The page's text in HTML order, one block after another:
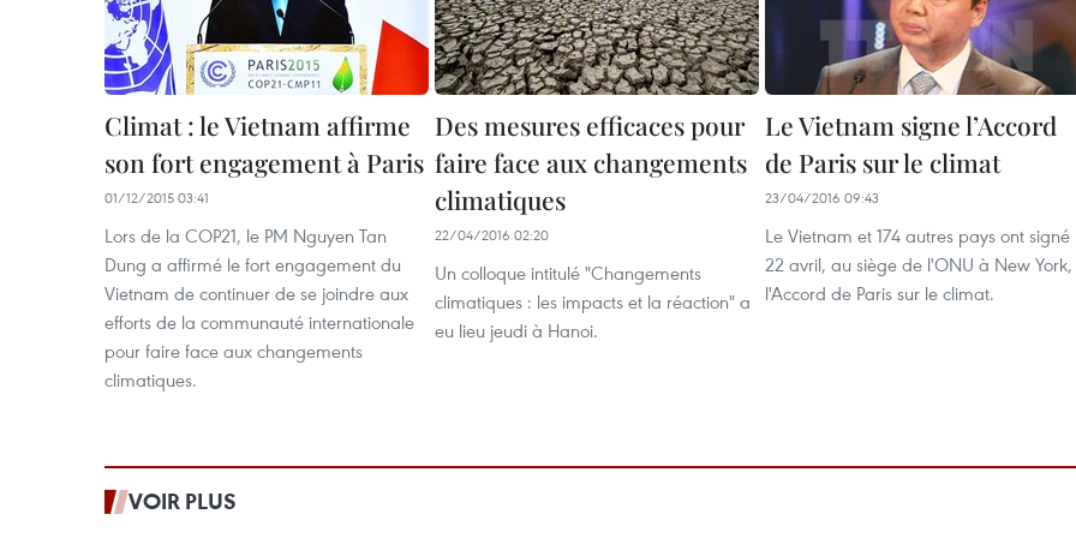
Climat : le Vietnam affirme
son fort engagement à Paris
01/12/2015 03:41
Lors de la COP21, le PM Nguyen Tan
Dung a affirmé le fort engagement du
Vietnam de continuer de se joindre aux
efforts de la communauté internationale
pour faire face aux changements
climatiques.
Des mesures efficaces pour
faire face aux changements
climatiques
22/04/2016 02:20
Un colloque intitulé "Changements
climatiques : les impacts et la réaction" a
eu lieu jeudi à Hanoi.
Le Vietnam signe l’Accord
de Paris sur le climat
23/04/2016 09:43
Le Vietnam et 174 autres pays ont signé
22 avril, au siège de l'ONU à New York,
l'Accord de Paris sur le climat.
VOIR PLUS